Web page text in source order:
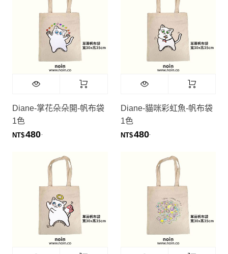
Diane-掌花朵朵開-帆布袋
1色
NT$480
Diane-貓咪彩虹魚-帆布袋
1色
NT$480